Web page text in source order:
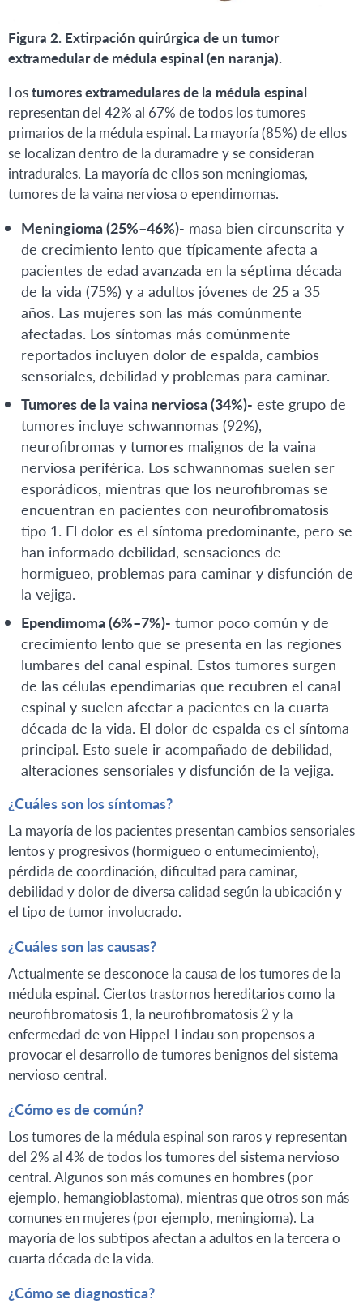
Figura 2. Extirpación quirúrgica de un tumor
extramedular de médula espinal (en naranja).
Lostumores extramedulares de la médula espinal
representan del 42% al 67% de todos los tumores
primarios de la médula espinal. La mayoría (85%) de ellos
se localizan dentro de la duramadre y se consideran
intradurales. La mayoría de ellos son meningiomas,
tumores de la vaina nerviosa o ependimomas.
Meningioma (25%–46%)- masa bien circunscrita y
de crecimiento lento que típicamente afecta a
pacientes de edad avanzada en la séptima década
de la vida (75%) y a adultos jóvenes de 25 a 35
años. Las mujeres son las más comúnmente
afectadas. Los síntomas más comúnmente
reportados incluyen dolor de espalda, cambios
sensoriales, debilidad y problemas para caminar.
Tumores de la vaina nerviosa (34%)- este grupo de
tumores incluye schwannomas (92%),
neurofibromas y tumores malignos de la vaina
nerviosa periférica. Los schwannomas suelen ser
esporádicos, mientras que los neurofibromas se
encuentran en pacientes con neurofibromatosis
tipo 1. El dolor es el síntoma predominante, pero se
han informado debilidad, sensaciones de
hormigueo, problemas para caminar y disfunción de
la vejiga.
Ependimoma (6%–7%)- tumor poco común y de
crecimiento lento que se presenta en las regiones
lumbares del canal espinal. Estos tumores surgen
de las células ependimarias que recubren el canal
espinal y suelen afectar a pacientes en la cuarta
década de la vida. El dolor de espalda es el síntoma
principal. Esto suele ir acompañado de debilidad,
alteraciones sensoriales y disfunción de la vejiga.
¿Cuáles son los síntomas?
La mayoría de los pacientes presentan cambios sensoriales
lentos y progresivos (hormigueo o entumecimiento),
pérdida de coordinación, dificultad para caminar,
debilidad y dolor de diversa calidad según la ubicación y
el tipo de tumor involucrado.
¿Cuáles son las causas?
Actualmente se desconoce la causa de los tumores de la
médula espinal. Ciertos trastornos hereditarios como la
neurofibromatosis 1, la neurofibromatosis 2 y la
enfermedad de von Hippel-Lindau son propensos a
provocar el desarrollo de tumores benignos del sistema
nervioso central.
¿Cómo es de común?
Los tumores de la médula espinal son raros y representan
del 2% al 4% de todos los tumores del sistema nervioso
central. Algunos son más comunes en hombres (por
ejemplo, hemangioblastoma), mientras que otros son más
comunes en mujeres (por ejemplo, meningioma). La
mayoría de los subtipos afectan a adultos en la tercera o
cuarta década de la vida.
¿Cómo se diagnostica?